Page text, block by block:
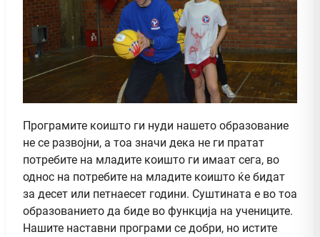
Програмите коишто ги нуди нашето образование
не се развојни, а тоа значи дека не ги пратат
потребите на младите коишто ги имаат сега, во
однос на потребите на младите коишто ќе бидат
за десет или петнаесет години. Суштината е во тоа
образованието да биде во функција на учениците.
Нашите наставни програми се добри, но истите